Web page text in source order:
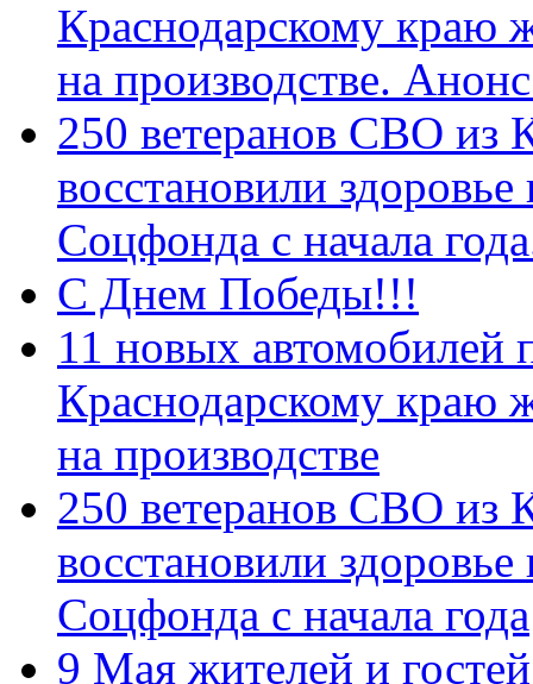
Краснодарскому краю
на производстве.
250 ветеранов СВО из
восстановили
Соцфонда с начала
С Днем Победы!!!
11 новых автомобилей
Краснодарскому краю
на производстве
250 ветеранов СВО из
восстановили
Соцфонда с начала года
9 Мая жителей и